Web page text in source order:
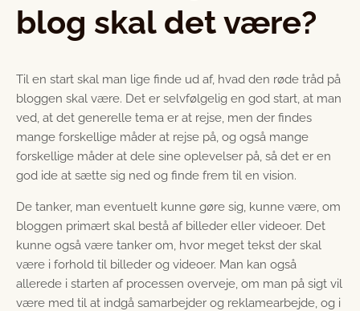
blog skal det være?
Til en start skal man lige finde ud af, hvad den røde tråd på
bloggen skal være. Det er selvfølgelig en god start, at man
ved, at det generelle tema er at rejse, men der findes
mange forskellige måder at rejse på, og også mange
forskellige måder at dele sine oplevelser på, så det er en
god ide at sætte sig ned og finde frem til en vision.
De tanker, man eventuelt kunne gøre sig, kunne være, om
bloggen primært skal bestå af billeder eller videoer. Det
kunne også være tanker om, hvor meget tekst der skal
være i forhold til billeder og videoer. Man kan også
allerede i starten af processen overveje, om man på sigt vil
være med til at indgå samarbejder og reklamearbejde, og i